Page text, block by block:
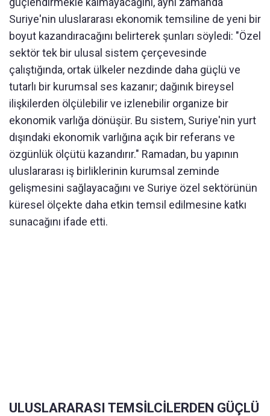
Suriye'nin uluslararası ekonomik temsiline de yeni bir
boyut kazandıracağını belirterek şunları söyledi: "Özel
sektör tek bir ulusal sistem çerçevesinde
çalıştığında, ortak ülkeler nezdinde daha güçlü ve
tutarlı bir kurumsal ses kazanır; dağınık bireysel
ilişkilerden ölçülebilir ve izlenebilir organize bir
ekonomik varlığa dönüşür. Bu sistem, Suriye'nin yurt
dışındaki ekonomik varlığına açık bir referans ve
özgünlük ölçütü kazandırır." Ramadan, bu yapının
uluslararası iş birliklerinin kurumsal zeminde
gelişmesini sağlayacağını ve Suriye özel sektörünün
küresel ölçekte daha etkin temsil edilmesine katkı
sunacağını ifade etti.
ULUSLARARASI TEMSİLCİLERDEN GÜÇLÜ